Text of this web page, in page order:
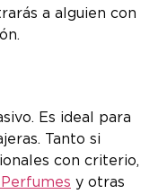
a alguien con
Es ideal para
Tanto si
con criterio,
y otras